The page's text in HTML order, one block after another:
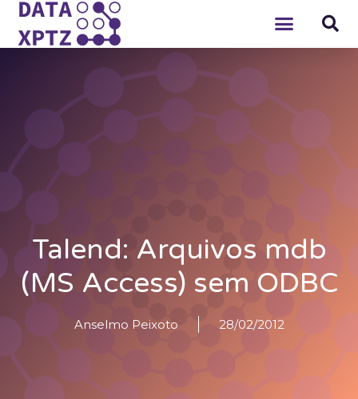
Talend: Arquivos mdb
(MS Access) sem ODBC
Anselmo Peixoto 28/02/2012